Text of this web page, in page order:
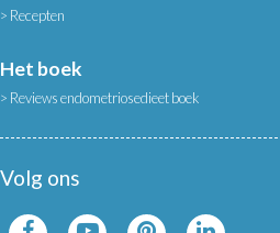
Recepten
Het boek
Reviews endometriosedieet boek
Volg ons